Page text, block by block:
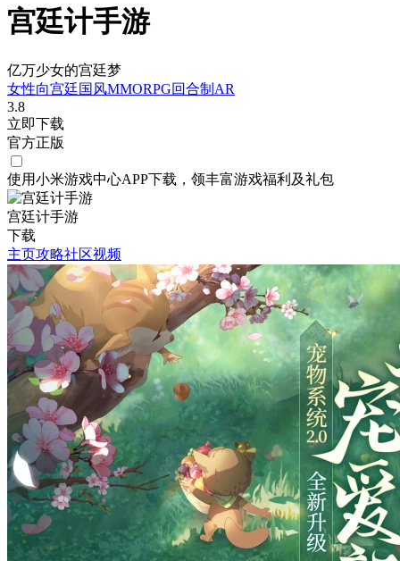
宫廷计手游
亿万少女的宫廷梦
女性向宫廷国风MMORPG回合制 AR
3.8
立即下载
官方正版
使用小米游戏中心APP下载 ，领丰富游戏福利 及礼包
宫廷计手游
下载
主页攻略社区视频